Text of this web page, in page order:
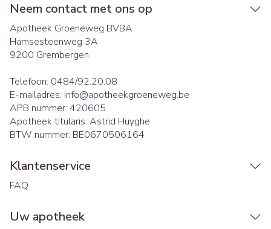
Neem contact met ons op
Apotheek Groeneweg BVBA
Hamsesteenweg 3A
9200 Grembergen
Telefoon: 0484/92.20.08
E-mailadres: info@apotheekgroeneweg.be
APB nummer: 420605
Apotheek titularis: Astrid Huyghe
BTW nummer: BE0670506164
Klantenservice
FAQ
Uw apotheek